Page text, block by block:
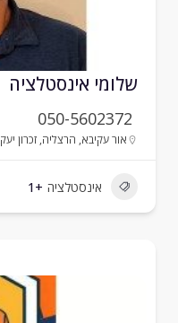
אינסטלציה
050-5602372
אור עקיבא,הרצליה,זכרון יעקב ,חדרה,
אינסטלציה +1